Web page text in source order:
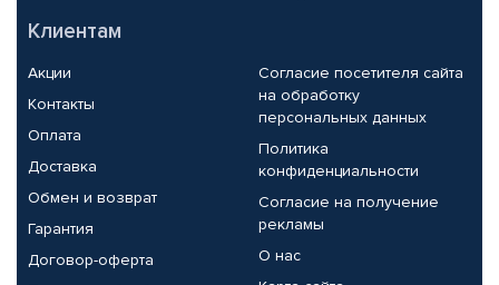
Клиентам
Акции
Контакты
Оплата
Доставка
Обмен и возврат
Гарантия
Договор-оферта
Согласие посетителя сайта
на обработку
персональных данных
Политика
конфиденциальности
Согласие на получение
рекламы
О нас